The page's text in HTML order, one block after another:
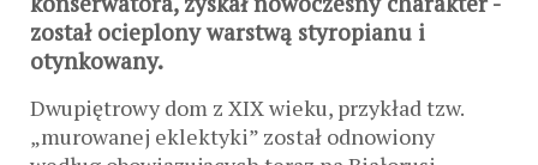
został ocieplony warstwą styropianu i
otynkowany.
Dwupiętrowy dom z XIX wieku, przykład tzw.
„murowanej eklektyki” został odnowiony